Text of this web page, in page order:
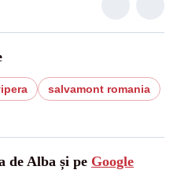
salvamont romania
de Alba și pe Google